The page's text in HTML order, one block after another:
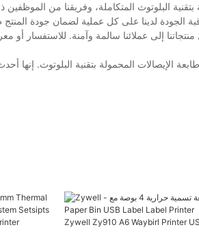
البلوتوث المتكاملة، وفريقنا من
لدينا على كل عملية لضمان جودة المنتج
إلى عملائنا سالمة وآمنة. للاستفسار أو